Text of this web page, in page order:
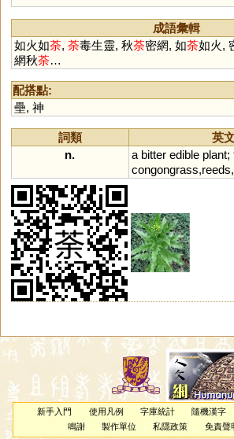
成語彙輯
如火如荼, 荼毒生靈, 秋荼密網, 如荼如火,
網秋荼…
配搭點:
壘, 神
詞類
英
n.
a bitter edible plant;
congongrass,reeds,
新手入門 使用凡例 字庫統計 隨機漢字
鳴謝
製作單位 私隱政策 免責聲